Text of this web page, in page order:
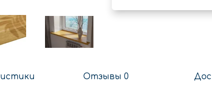
Отзывы 0